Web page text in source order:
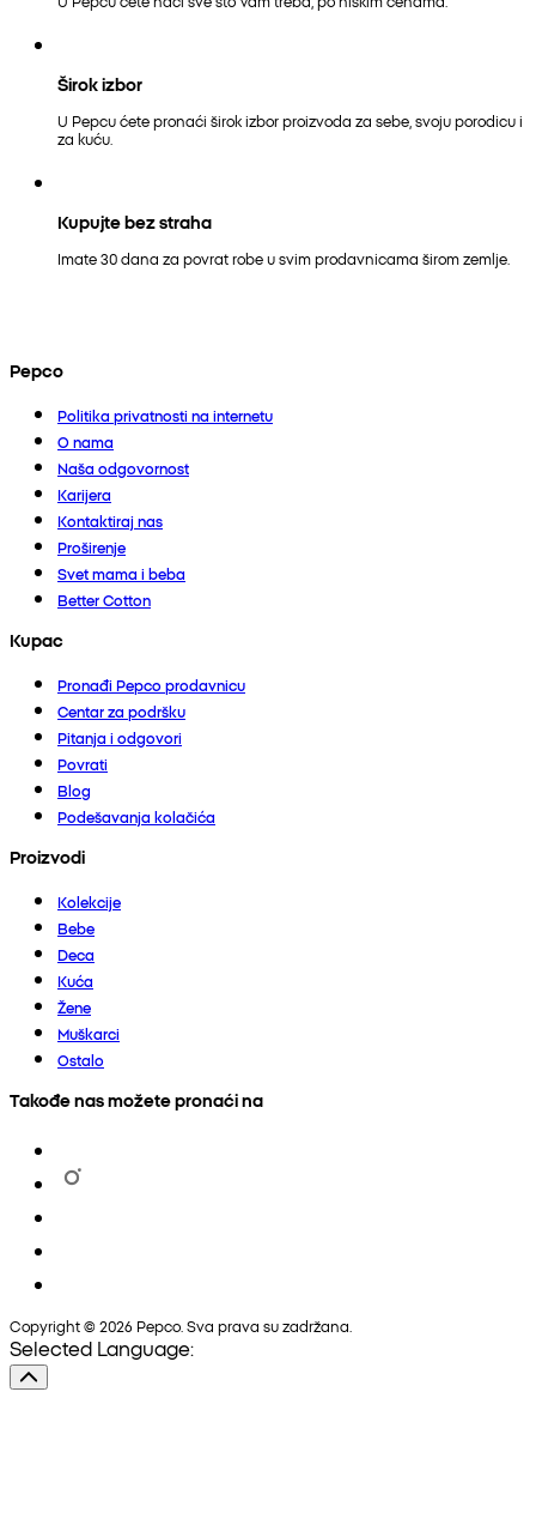
Širok izbor
U Pepcu ćete pronaći širok izbor proizvoda za sebe, svoju porodicu i
za kuću.
Kupujte bez straha
Imate 30 dana za povrat robe u svim prodavnicama širom zemlje.
Pepco
Politika privatnosti na internetu
O nama
Naša odgovornost
Karijera
Kontaktiraj nas
Proširenje
Svet mama i beba
Better Cotton
Kupac
Pronađi Pepco prodavnicu
Centar za podršku
Pitanja i odgovori
Povrati
Blog
Podešavanja kolačića
Proizvodi
Kolekcije
Bebe
Deca
Kuća
Žene
Muškarci
Ostalo
Takođe nas možete pronaći na
Copyright © 2026 Pepco. Sva prava su zadržana.
Selected Language: